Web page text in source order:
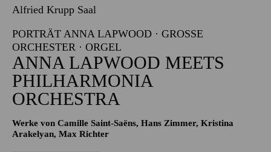
Alfried Krupp Saal
PORTRÄT ANNA LAPWOOD · GROSSE O
RCHESTER · ORGEL
ANNA LAPWOOD MEETS
PHILHARMONIA
ORCHESTRA
Werke von Camille Saint-Saëns, Hans Zimmer, Kristina
Arakelyan, Max Richter